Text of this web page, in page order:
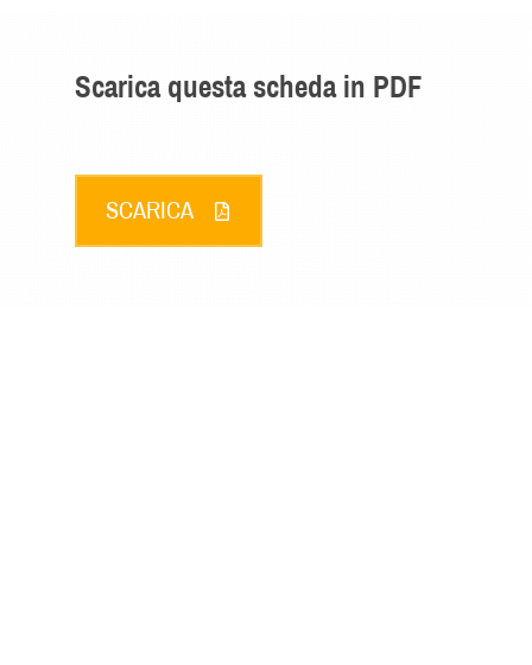
Scarica questa scheda in PDF
SCARICA